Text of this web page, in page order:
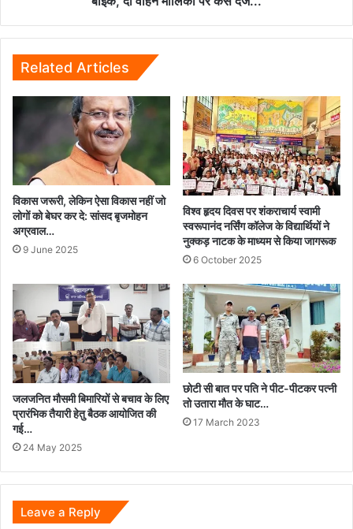
वाहन
मालिकों
पर
Related Articles
विकास जरूरी, लेकिन ऐसा विकास नहीं जो
लोगों को बेघर कर दे: सांसद बृजमोहन
अग्रवाल…
9 June 2025
विश्व हृदय दिवस पर शंकराचार्य स्वामी
स्वरूपानंद नर्सिंग कॉलेज के विद्यार्थियों ने
नुक्कड़ नाटक के माध्यम से किया जागरूक
6 October 2025
जलजनित मौसमी बिमारियों से बचाव के लिए
प्रारंभिक तैयारी हेतु बैठक आयोजित की
गई…
24 May 2025
छोटी सी बात पर पति ने पीट-पीटकर पत्नी
तो उतारा मौत के घाट…
17 March 2023
Leave a Reply